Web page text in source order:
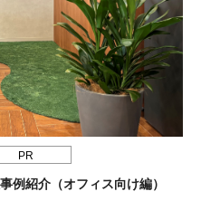
PR
例紹介（オフィス向け編）